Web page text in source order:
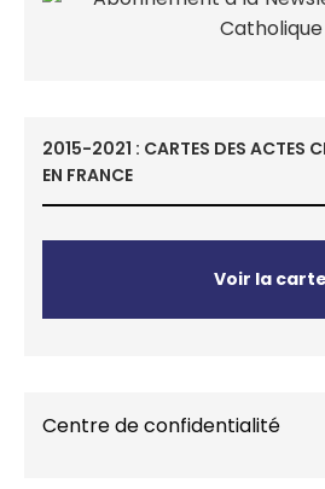
2015-2021 : CARTES DES ACTES
EN FRANCE
Voir la carte
Centre de confidentialité